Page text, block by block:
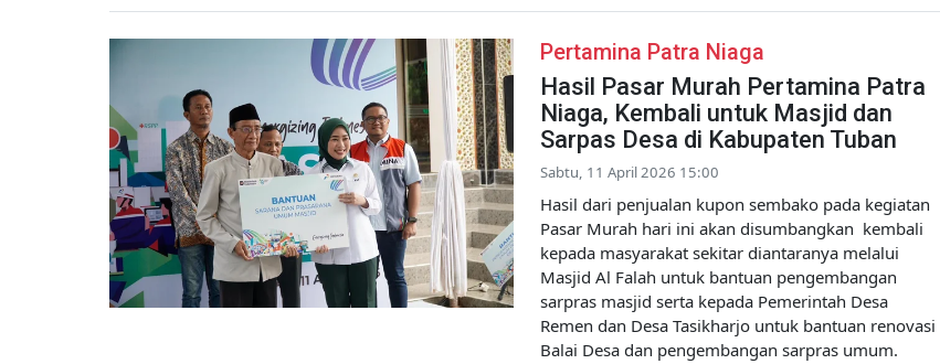
Pertamina Patra Niaga
Hasil Pasar Murah Pertamina Patra
Niaga, Kembali untuk Masjid dan
Sarpas Desa di Kabupaten Tuban
Sabtu, 11 April 2026 15:00
Hasil dari penjualan kupon sembako pada kegiatan
Pasar Murah hari ini akan disumbangkan kembali
kepada masyarakat sekitar diantaranya melalui
Masjid Al Falah untuk bantuan pengembangan
sarpras masjid serta kepada Pemerintah Desa
Remen dan Desa Tasikharjo untuk bantuan renovasi
Balai Desa dan pengembangan sarpras umum.